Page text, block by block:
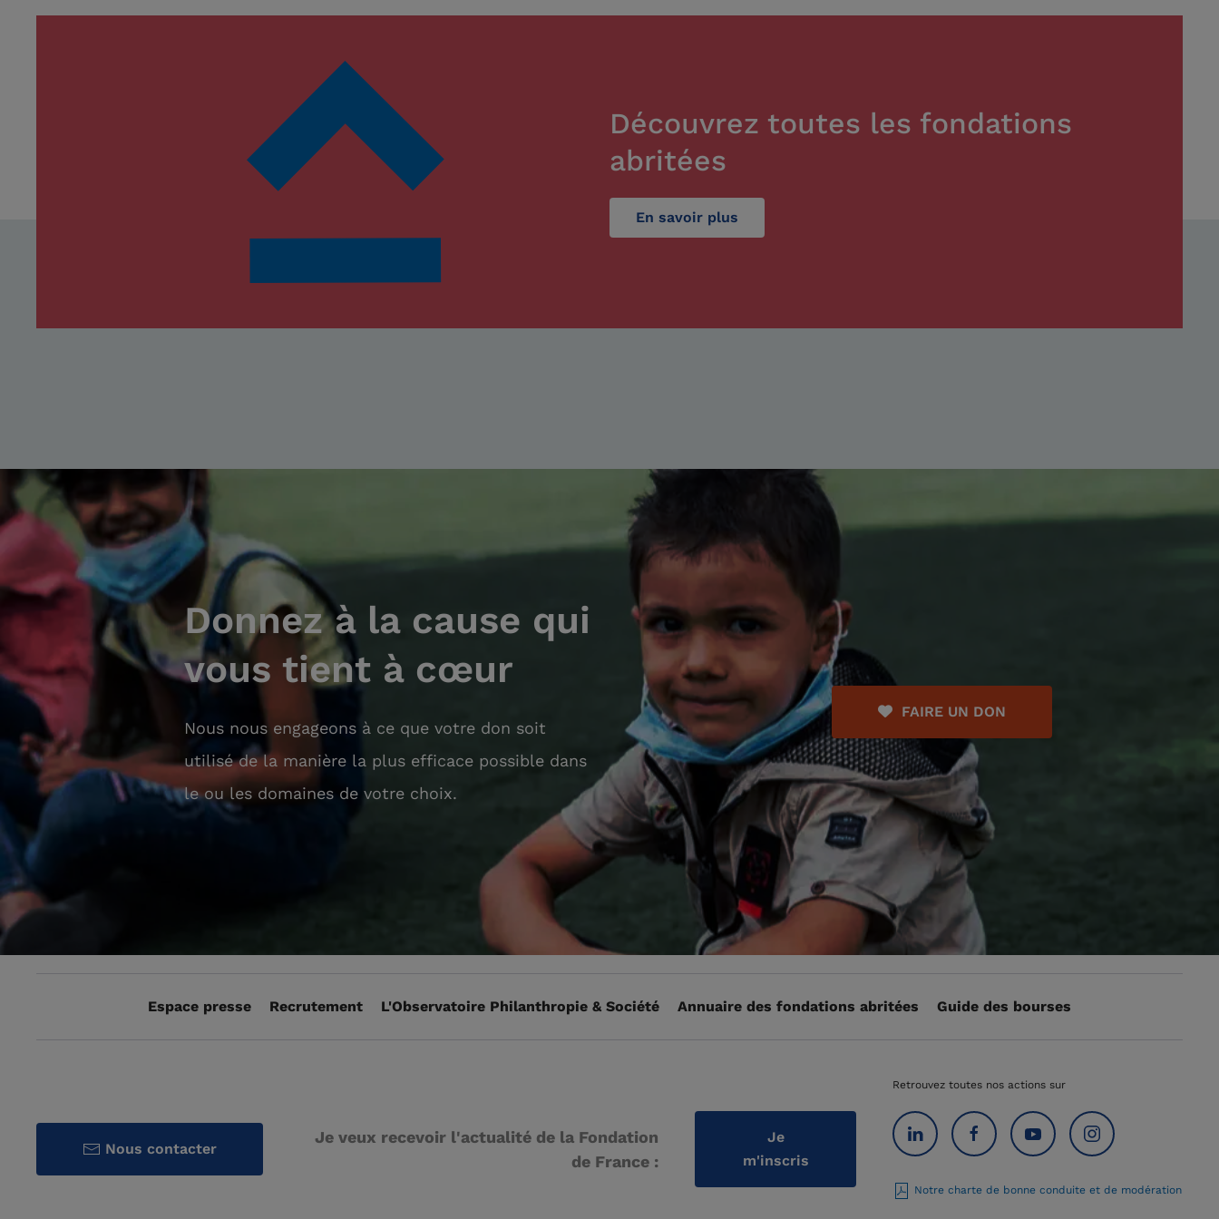
Découvrez toutes les fondations
abritées
En savoir plus
Donnez à la cause qui
vous tient à cœur
Nous nous engageons à ce que votre don soit
utilisé de la manière la plus efficace possible dans
le ou les domaines de votre choix.
FAIRE UN DON
Espace presse Recrutement L'Observatoire Philanthropie & Société Annuaire des fondations abritées Guide des bourses
Nous contacter
Je veux recevoir l'actualité de la Fondation
de France :
Je
m'inscris
Retrouvez toutes nos actions sur
Notre charte de bonne conduite et de modération